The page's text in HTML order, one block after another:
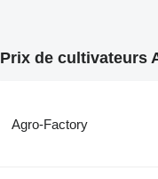
Prix de cultivateurs
Agro-Factory